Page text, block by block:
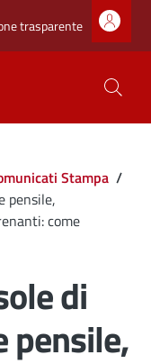
trasparente
Stampa /
pensile,
come
di
pensile,